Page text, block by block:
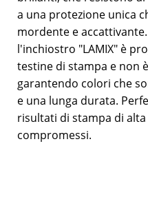
a una protezione unica
mordente e
l'inchiostro "LAMIX" è
testine di stampa e non
garantendo colori che
e una lunga durata.
risultati di stampa di alta
compromessi.